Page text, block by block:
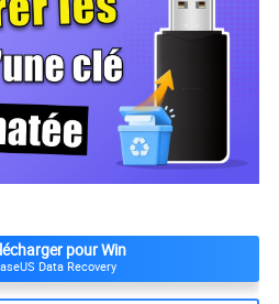
pour Win
Data Recovery